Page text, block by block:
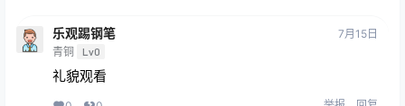
乐观踢钢笔
青铜 Lv0
7月15日
礼貌观看